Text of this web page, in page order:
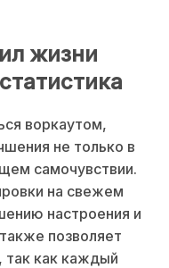
жизни
воркаутом,
не только в
самочувствии.
на свежем
настроения и
позволяет
так как каждый